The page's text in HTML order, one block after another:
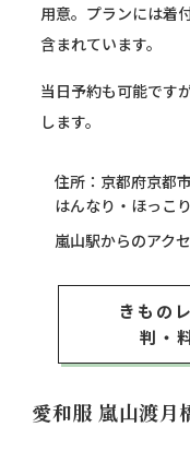
用意。プランには着
含まれています。
当日予約も可能です
します。
住所：京都府京都
はんなり・ほっこ
嵐山駅からのアク
きもの
判・
愛和服 嵐山渡月